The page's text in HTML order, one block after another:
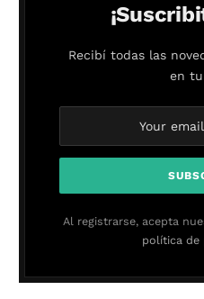
Recibí todas las
en
Al registrarse, acepta
política de